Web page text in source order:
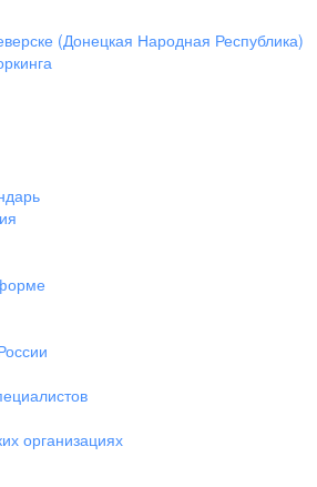
(Донецкая Народная Республика)
организациях